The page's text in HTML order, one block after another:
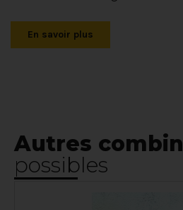
En savoir plus
Autres
possibles